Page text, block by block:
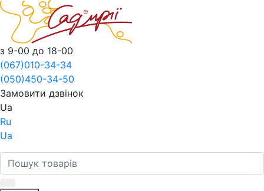
з 9-00 до 18-00
(067)010-34-34
(050)450-34-50
Замовити дзвінок
Ua
Ru
Ua